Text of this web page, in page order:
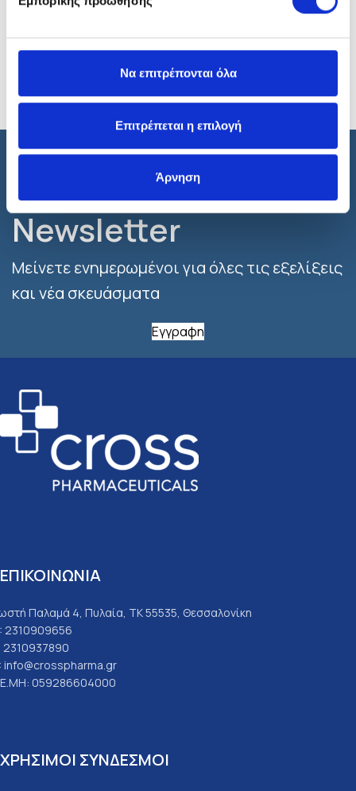
Να επιτρέπονται όλα
Επιτρέπεται η επιλογή
Άρνηση
Το περιεχόμενο στον παρόντα ιστότοπο δε συνιστά, ούτε δύναται να
Συμβουλευτείτε το γιατρό ή το φαρμακοποιό σας.
Εγγραφτείτε στο
Newsletter
Μείνετε ενημερωμένοι για όλες τις εξελίξεις
και νέα σκευάσματα
Εγγραφη
ΕΠΙΚΟΙΝΩΝΙΑ
Παλαμά 4, Πυλαία, ΤΚ 55535, Θεσσαλονίκη
2310909656
2310937890
info@crosspharma.gr
059286604000
ΧΡΗΣΙΜΟΙ ΣΥΝΔΕΣΜΟΙ